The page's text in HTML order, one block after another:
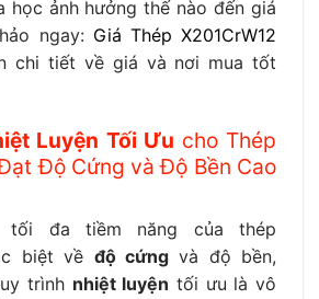
học ảnh hưởng thế nào đến giá
ngay: Giá Thép X201CrW12
chi tiết về giá và nơi mua tốt
Luyện Tối Ưu cho Thép
Độ Cứng và Độ Bền Cao
đa tiềm năng của thép
biệt về độ cứngvà độ bền,
trình nhiệt luyện tối ưu là vô